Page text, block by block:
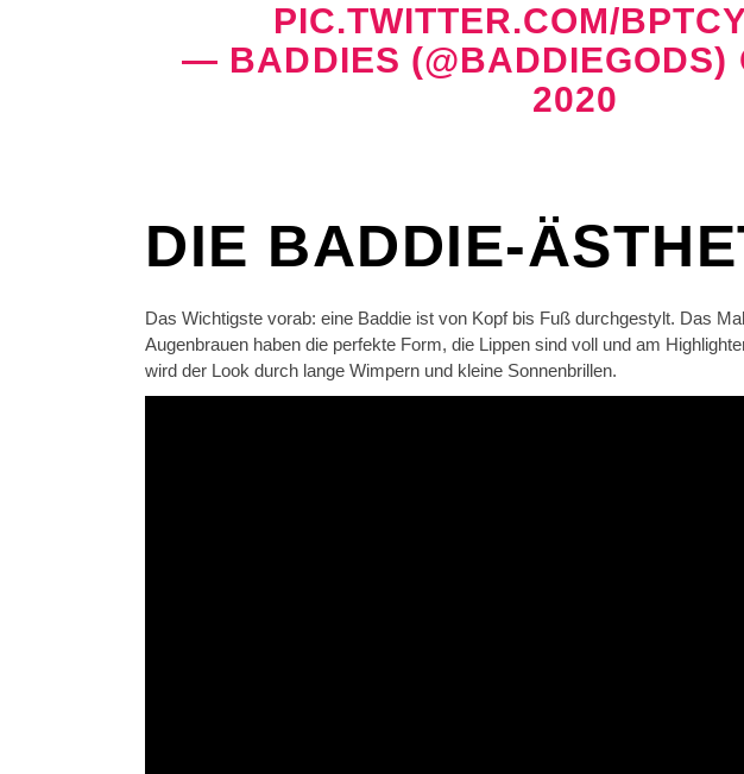
PIC.TWITTER.COM/
— BADDIES (@BADDIEGODS)
2020
DIE BADDIE-
Das Wichtigste vorab: eine Baddie ist von Kopf bis Fuß durchgestylt. Das
Augenbrauen haben die perfekte Form, die Lippen sind voll und am
wird der Look durch lange Wimpern und kleine Sonnenbrillen.